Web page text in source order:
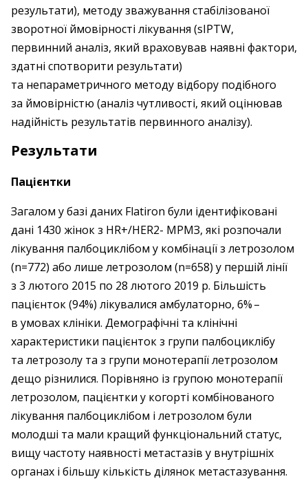
результати), методу зважування стабілізованої
зворотної ймовірності лікування (sIPTW,
первинний аналіз, який враховував наявні фактори,
здатні спотворити результати)
та непараметричного методу відбору подібного
за ймовірністю (аналіз чутливості, який оцінював
надійність результатів первинного аналізу).
Результати
Пацієнтки
Загалом у базі даних Flatiron були ідентифіковані
дані 1430 жінок з HR+/HER2- МРМЗ, які розпочали
лікування палбоциклібом у комбінації з летрозолом
(n=772) або лише летрозолом (n=658) у першій лінії
з 3 лютого 2015 по 28 лютого 2019 р. Більшість
пацієнток (94%) лікувалися амбулаторно, 6% – ​
в умовах клініки. Демографічні та клінічні
характеристики пацієнток з групи палбоциклібу
та летрозолу та з групи монотерапії летрозолом
дещо різнилися. Порівняно із групою монотерапії
летрозолом, пацієнтки у когорті комбінованого
лікування палбоциклібом і летрозолом були
молодші та мали кращий функціональний статус,
вищу частоту наявності метастазів у внутрішніх
органах і більшу кількість ділянок метастазування.